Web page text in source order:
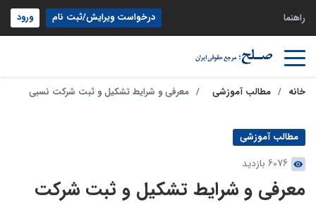
راهنما درخواست ویرایش/ثبت نام ورود
خانه مطالب آموزشی معرفی و شرایط تشکیل و ثبت شرکت نسبی
مطالب آموزشی
6076 بازدید
معرفی و شرایط تشکیل و ثبت شرکت